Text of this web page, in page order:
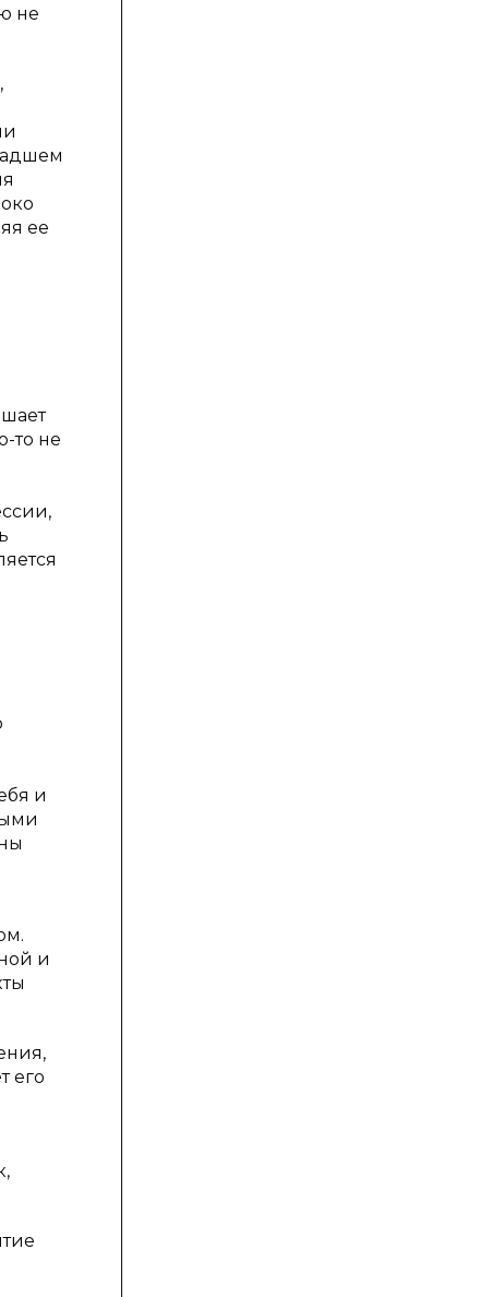
не
ее
то не
и
и
его